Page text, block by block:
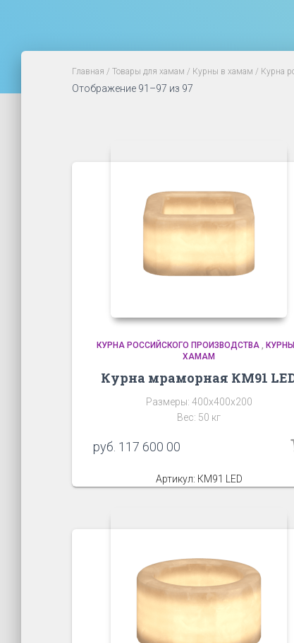
Главная / Товары для хамам / Курны в хамам / Курна
Отображение 91–97 из 97
КУРНА РОССИЙСКОГО ПРОИЗВОДСТВА,
ХАМАМ
Курна мраморная КМ91
Размеры: 400х400х200
Вес: 50 кг
руб. 117 600 00
Артикул: КМ91 LED